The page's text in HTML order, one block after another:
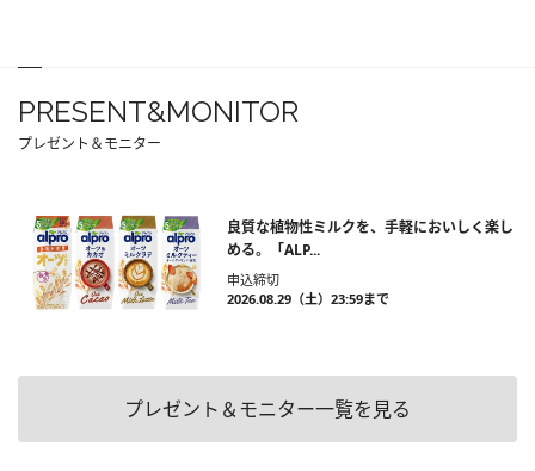
PRESENT&MONITOR
プレゼント＆モニター
良質な植物性ミルクを、手軽においしく楽し
める。「ALP...
申込締切
2026.08.29（土）23:59まで
プレゼント＆モニター一覧を見る